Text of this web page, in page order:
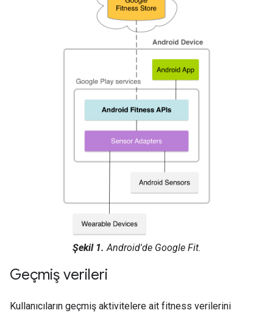
Şekil 1. Android'de Google Fit.
Geçmiş verileri
Kullanıcıların geçmiş aktivitelere ait fitness verilerini